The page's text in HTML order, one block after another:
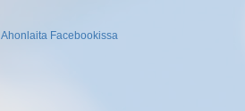
Ahonlaita Facebookissa